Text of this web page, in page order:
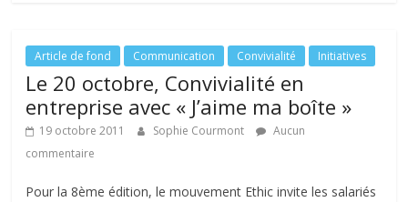
o
o
k
dI
n
st er
Article de fond Communication Convivialité Initiatives
Le 20 octobre, Convivialité en
entreprise avec « J’aime ma boîte »
19 octobre 2011 Sophie Courmont
Aucun
commentaire
Pour la 8ème édition, le mouvement Ethic invite les salariés